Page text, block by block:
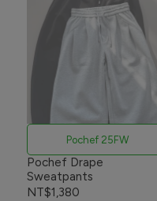
Pochef 25FW
Pochef Drape
Sweatpants
NT$1,380